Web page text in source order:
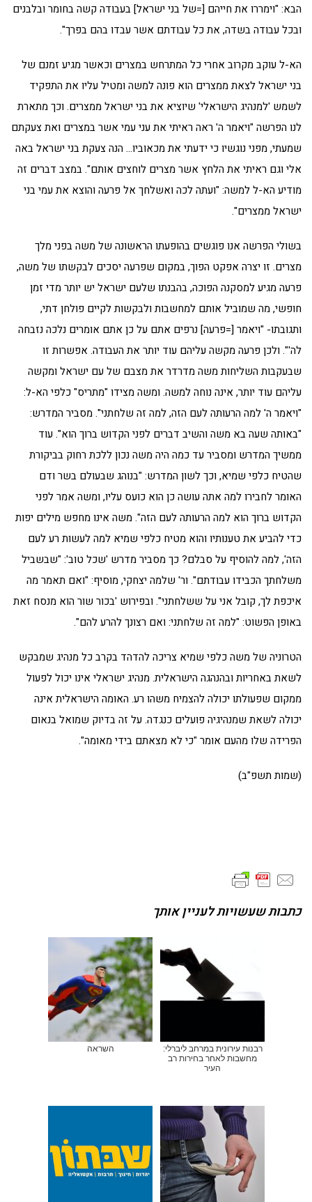
הבא: "וימררו את חייהם [=של בני ישראל] בעבודה קשה בחומר ובלבנים
ובכל עבודה בשדה, את כל עבודתם אשר עבדו בהם בפרך".
הא-ל עוקב מקרוב אחרי כל המתרחש במצרים וכאשר מגיע זמנם של
בני ישראל לצאת ממצרים הוא פונה למשה ומטיל עליו את התפקיד
לשמש 'למנהיג הישראלי' שיוציא את בני ישראל ממצרים. וכך מתארת
לנו הפרשה "ויאמר ה' ראה ראיתי את עני עמי אשר במצרים ואת צעקתם
שמעתי, מפני נוגשיו כי ידעתי את מכאוביו… הנה צעקת בני ישראל באה
אלי וגם ראיתי את הלחץ אשר מצרים לוחצים אותם". במצב דברים זה
מודיע הא-ל למשה: "ועתה לכה ואשלחך אל פרעה והוצא את עמי בני
ישראל ממצרים".
בשולי הפרשה אנו פוגשים בהופעתו הראשונה של משה בפני מלך
מצרים. זו יצרה אפקט הפוך, במקום שפרעה יסכים לבקשתו של משה,
פרעה מגיע למסקנה הפוכה, בהבנתו שלעם ישראל יש יותר מדי זמן
חופשי, מה שמוביל אותם למחשבות ולבקשות לקיים פולחן דתי,
ותגובתו- "ויאמר [=פרעה] נרפים אתם על כן אתם אומרים נלכה נזבחה
לה'". ולכן פרעה מקשה עליהם עוד יותר את העבודה. אפשרות זו
שבעקבות השליחות משה מדרדר את מצבם של עם ישראל ומקשה
עליהם עוד יותר, אינה נוחה למשה. ומשה מצידו "מתריס" כלפי הא-ל:
"ויאמר ה' למה הרעותה לעם הזה, למה זה שלחתני". מסביר המדרש:
"באותה שעה בא משה והשיב דברים לפני הקדוש ברוך הוא". עוד
ממשיך המדרש ומסביר עד כמה היה משה נכון ללכת רחוק בביקורת
שהטיח כלפי שמיא, וכך לשון המדרש: "בנוהג שבעולם בשר ודם
האומר לחבירו למה אתה עושה כן הוא כועס עליו, ומשה אמר לפני
הקדוש ברוך הוא למה הרעותה לעם הזה". משה אינו מחפש מילים יפות
כדי להביע את טענותיו והוא מטיח כלפי שמיא למה לעשות רע לעם
הזה', למה להוסיף על סבלם? כך מסביר מדרש 'שכל טוב': "שבשביל
משלחתך הכבידו עבודתם". ור' שלמה יצחקי, מוסיף: "ואם תאמר מה
איכפת לך, קובל אני על ששלחתני". ובפירוש 'בכור שור הוא מנסח זאת
באופן הפשוט: "למה זה שלחתני: ואם רצונך להרע להם".
הטרוניה של משה כלפי שמיא צריכה להדהד בקרב כל מנהיג שמבקש
לשאת באחריות ובהנהגה הישראלית. מנהיג ישראלי אינו יכול לפעול
ממקום שפעולתו יכולה להצמיח משהו רע. האומה הישראלית אינה
יכולה לשאת שמנהיגיה פועלים כנגדה. על זה בדיוק שמואל בנאום
הפרידה שלו מהעם אומר "כי לא מצאתם בידי מאומה".
(שמות תשפ"ב)
כתבות שעשויות לעניין אותך
רבנות עירונית במרחב ליברלי:
מחשבות לאחר בחירות רב
העיר
השראה